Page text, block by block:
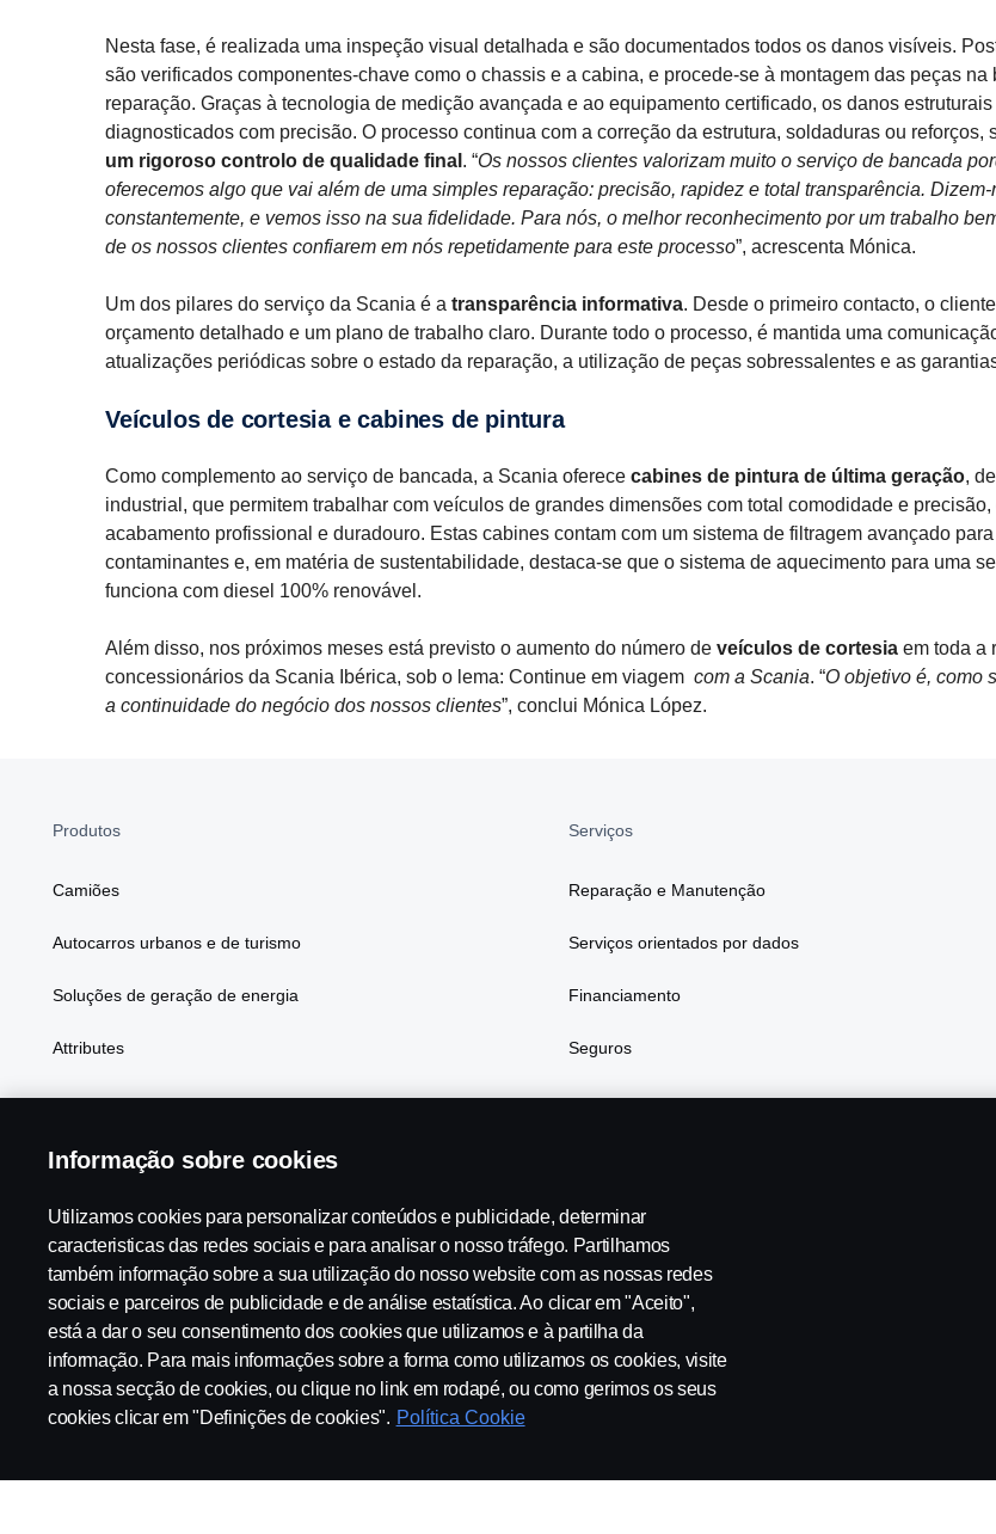
Nesta fase, é realizada uma inspeção visual detalhada e são documentados todos os danos visíveis.
são verificados componentes-chave como o chassis e a cabina, e procede-se à montagem das peças na
reparação. Graças à tecnologia de medição avançada e ao equipamento certificado, os danos
diagnosticados com precisão. O processo continua com a correção da estrutura, soldaduras ou reforços,
um rigoroso controlo de qualidade final . “Os nossos clientes valorizam muito o serviço de bancada
oferecemos algo que vai além de uma simples reparação: precisão, rapidez e total transparência.
constantemente, e vemos isso na sua fidelidade. Para nós, o melhor reconhecimento por um trabalho
de os nossos clientes confiarem em nós repetidamente para este processo”, acrescenta Mónica.
Um dos pilares do serviço da Scania é a transparência informativa. Desde o primeiro contacto, o
orçamento detalhado e um plano de trabalho claro. Durante todo o processo, é mantida uma
atualizações periódicas sobre o estado da reparação, a utilização de peças sobressalentes e as
Veículos de cortesia e cabines de pintura
Como complemento ao serviço de bancada, a Scania oferece cabines de pintura de última geração,
industrial, que permitem trabalhar com veículos de grandes dimensões com total comodidade e
acabamento profissional e duradouro. Estas cabines contam com um sistema de filtragem avançado
contaminantes e, em matéria de sustentabilidade, destaca-se que o sistema de aquecimento para uma
funciona com diesel 100% renovável.
Além disso, nos próximos meses está previsto o aumento do número de veículos de cortesia em toda a
concessionários da Scania Ibérica, sob o lema: Continue em viagem com a Scania. “O objetivo é, como
a continuidade do negócio dos nossos clientes”, conclui Mónica López.
Produtos
Camiões
Autocarros urbanos e de turismo
Soluções de geração de energia
Attributes
Serviços
Reparação e Manutenção
Serviços orientados por dados
Financiamento
Seguros
Scania in Your Region: PORTUGAL
Aviso Legal Declaração de privacidade Cookies Contacte-nos Whistleblowing
Informação sobre cookies
Utilizamos cookies para personalizar conteúdos e publicidade, determinar
caracteristicas das redes sociais e para analisar o nosso tráfego. Partilhamos
também informação sobre a sua utilização do nosso website com as nossas redes
sociais e parceiros de publicidade e de análise estatística. Ao clicar em "Aceito",
está a dar o seu consentimento dos cookies que utilizamos e à partilha da
informação. Para mais informações sobre a forma como utilizamos os cookies, visite
a nossa secção de cookies, ou clique no link em rodapé, ou como gerimos os seus
cookies clicar em "Definições de cookies". Política Cookie